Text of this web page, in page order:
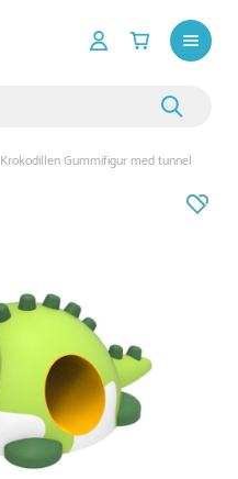
Krokodillen Gummifigur med tunnel